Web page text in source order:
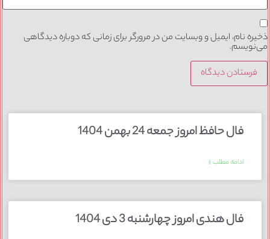
ذخیره نام، ایمیل و وبسایت من در مرورگر برای زمانی که دوباره دیدگاهی
می‌نویسم.
فال حافظ امروز جمعه 24 بهمن 1404
ادامه مطلب »
فال هندی امروز چهارشنبه 3 دی 1404